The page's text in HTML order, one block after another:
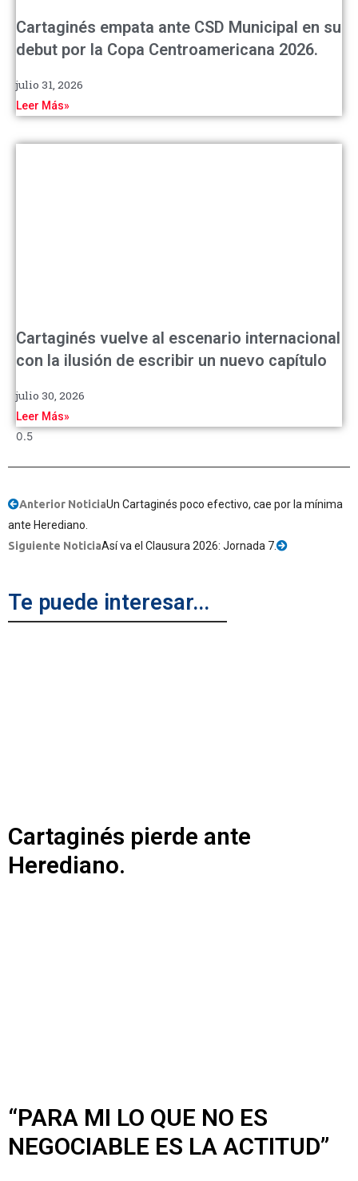
Cartaginés empata ante CSD Municipal en su
debut por la Copa Centroamericana 2026.
julio 31, 2026
Leer Más»
Cartaginés vuelve al escenario internacional
con la ilusión de escribir un nuevo capítulo
julio 30, 2026
Leer Más»
Anterior NoticiaUn Cartaginés poco efectivo, cae por la mínima
ante Herediano.
Siguiente NoticiaAsí va el Clausura 2026: Jornada 7.
Te puede interesar...
Cartaginés pierde ante
Herediano.
“PARA MI LO QUE NO ES
NEGOCIABLE ES LA ACTITUD”